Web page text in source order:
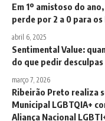
Em 1º amistoso do
perde por 2 a 0 para os
abril 6, 2025
Sentimental Value:
do que pedir desculpas
março 7, 2026
Ribeirão Preto realiza
Municipal LGBTQIA+
Aliança Nacional